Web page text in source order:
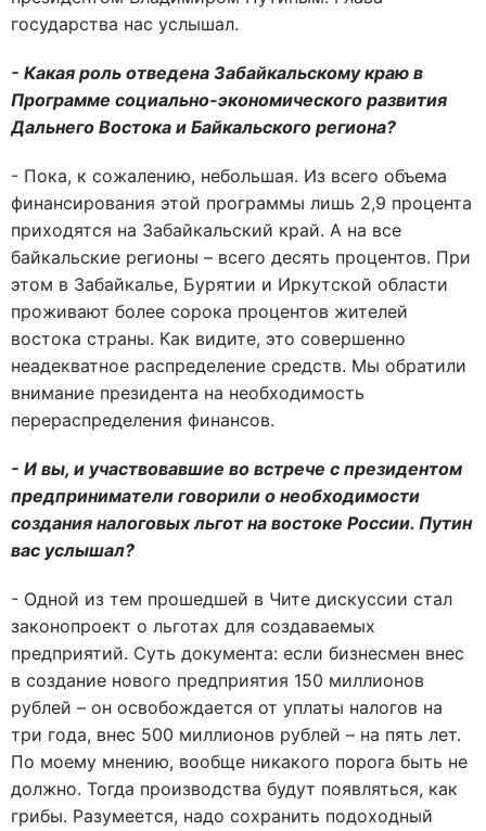
государства нас услышал.
- Какая роль отведена Забайкальскому краю в
Программе социально-экономического развития
Дальнего Востока и Байкальского региона?
- Пока, к сожалению, небольшая. Из всего объема
финансирования этой программы лишь 2,9 процента
приходятся на Забайкальский край. А на все
байкальские регионы – всего десять процентов. При
этом в Забайкалье, Бурятии и Иркутской области
проживают более сорока процентов жителей
востока страны. Как видите, это совершенно
неадекватное распределение средств. Мы обратили
внимание президента на необходимость
перераспределения финансов.
- И вы, и участвовавшие во встрече с президентом
предприниматели говорили о необходимости
создания налоговых льгот на востоке России. Путин
вас услышал?
- Одной из тем прошедшей в Чите дискуссии стал
законопроект о льготах для создаваемых
предприятий. Суть документа: если бизнесмен внес
в создание нового предприятия 150 миллионов
рублей – он освобождается от уплаты налогов на
три года, внес 500 миллионов рублей – на пять лет.
По моему мнению, вообще никакого порога быть не
должно. Тогда производства будут появляться, как
грибы. Разумеется, надо сохранить подоходный